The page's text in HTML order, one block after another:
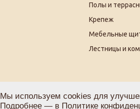
Полы и
Крепеж
Мебельные
Лестницы и
Мы используем cookies для
Подробнее — в Политике